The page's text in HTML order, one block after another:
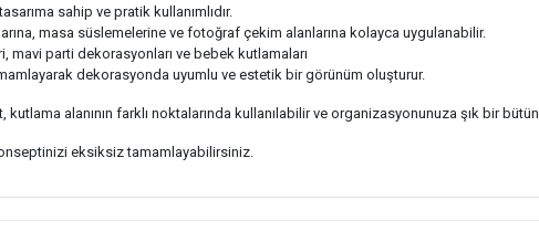
sahip ve pratik kullanımlıdır.
masa süslemelerine ve fotoğraf çekim alanlarına kolayca uygulanabilir.
mavi parti dekorasyonları ve bebek kutlamaları
dekorasyonda uyumlu ve estetik bir görünüm oluşturur.
alanının farklı noktalarında kullanılabilir ve organizasyonunuza şık bir
eksiksiz tamamlayabilirsiniz.